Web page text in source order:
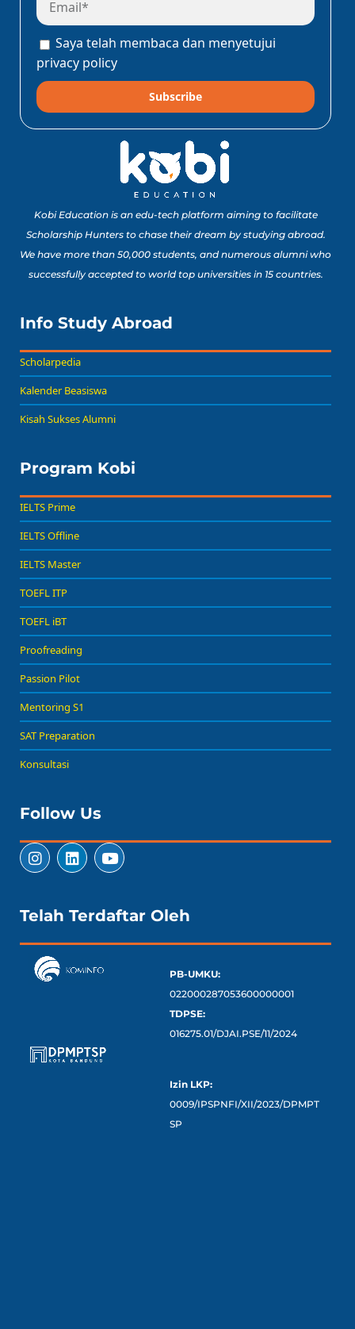
Edukatif ke Jepang!
10 Lomba Jurusan
Matematika untuk
Portofolio Anak SMA
Buat Study Abroad Yang
8 Lomba Jurusan
Psikologi untuk
Buat Persiapan Study
Baca Sekarang!
Saya telah membaca dan menyetujui
privacy policy
Subscribe
Kobi Education is an edu-tech platform aiming to facilitate
Scholarship Hunters to chase their dream by studying abroad.
We have more than 50,000 students, and numerous alumni who
successfully accepted to world top universities in 15 countries.
Info Study Abroad
Scholarpedia
Kalender Beasiswa
Kisah Sukses Alumni
Program Kobi
IELTS Prime
IELTS Offline
IELTS Master
TOEFL ITP
TOEFL iBT
Proofreading
Passion Pilot
Mentoring S1
SAT Preparation
Konsultasi
Follow Us
Telah Terdaftar Oleh
PB-UMKU:
022000287053600000001
TDPSE:
016275.01/DJAI.PSE/11/2024
Izin LKP:
0009/IPSPNFI/XII/2023/DPMPT
SP